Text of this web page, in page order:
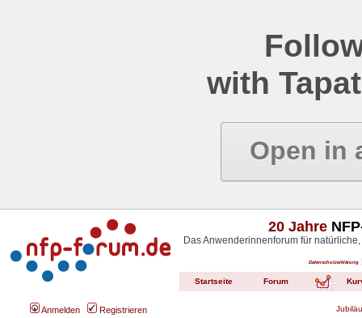
with
Open in
20 Jahre
Das Anwenderinnenforum für
Datenschutzerklärung
Startseite Forum
Anmelden Registrieren